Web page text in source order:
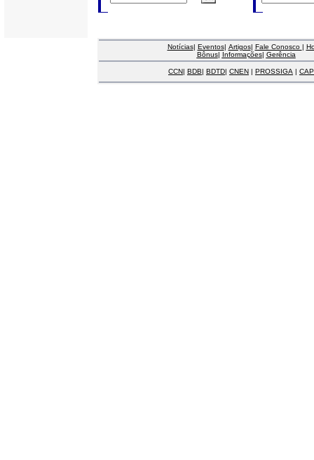
Notícias| Eventos| Artigos| Fale Conosco |
Bônus| Informações| Gerência
CCN| BDB| BDTD| CNEN | PROSSIGA |